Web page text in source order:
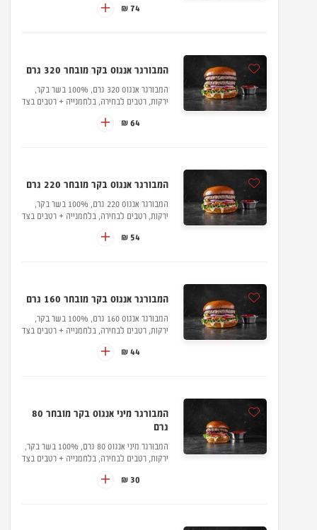
74 ₪
המבורגר אנגוס בקר מובחר 320 גרם
המבורגר אנגוס 320 גרם, 100% בשר בקר,
ירקות, רטבים לבחירה, בלחמנייה + רטבים בצד
64 ₪
המבורגר אנגוס בקר מובחר 220 גרם
המבורגר אנגוס 220 גרם, 100% בשר בקר,
ירקות, רטבים לבחירה, בלחמנייה + רטבים בצד
54 ₪
המבורגר אנגוס בקר מובחר 160 גרם
המבורגר אנגוס 160 גרם, 100% בשר בקר,
ירקות, רטבים לבחירה, בלחמנייה + רטבים בצד
44 ₪
המבורגר מיני אנגוס בקר מובחר 80
גרם
המבורגר מיני אנגוס 80 גרם, 100% בשר בקר,
ירקות, רטבים לבחירה, בלחמנייה + רטבים בצד
30 ₪